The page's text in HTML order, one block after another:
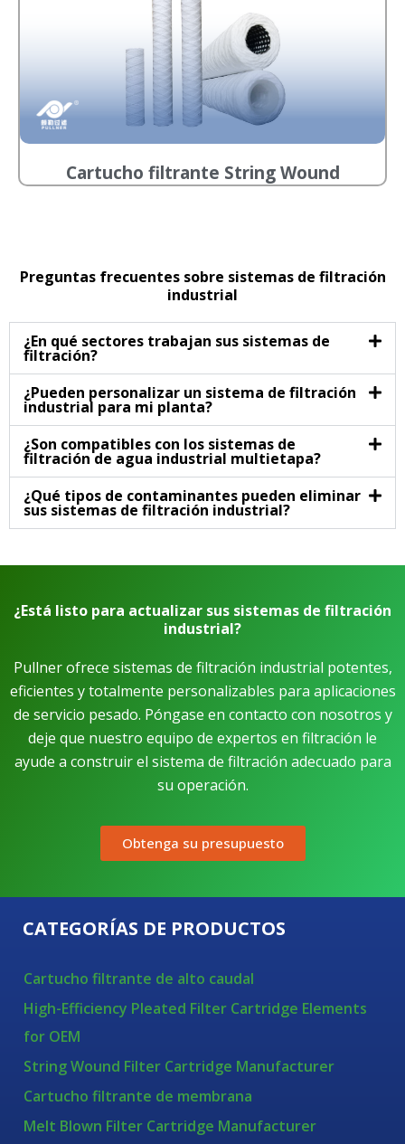
Cartucho filtrante String Wound
Preguntas frecuentes sobre sistemas de filtración
industrial
¿En qué sectores trabajan sus sistemas de
filtración?
¿Pueden personalizar un sistema de filtración
industrial para mi planta?
¿Son compatibles con los sistemas de
filtración de agua industrial multietapa?
¿Qué tipos de contaminantes pueden eliminar
sus sistemas de filtración industrial?
¿Está listo para actualizar sus sistemas de filtración
industrial?
Pullner ofrece sistemas de filtración industrial potentes,
eficientes y totalmente personalizables para aplicaciones
de servicio pesado. Póngase en contacto con nosotros y
deje que nuestro equipo de expertos en filtración le
ayude a construir el sistema de filtración adecuado para
su operación.
Obtenga su presupuesto
CATEGORÍAS DE PRODUCTOS
Cartucho filtrante de alto caudal
High-Efficiency Pleated Filter Cartridge Elements
for OEM
String Wound Filter Cartridge Manufacturer
Cartucho filtrante de membrana
Melt Blown Filter Cartridge Manufacturer